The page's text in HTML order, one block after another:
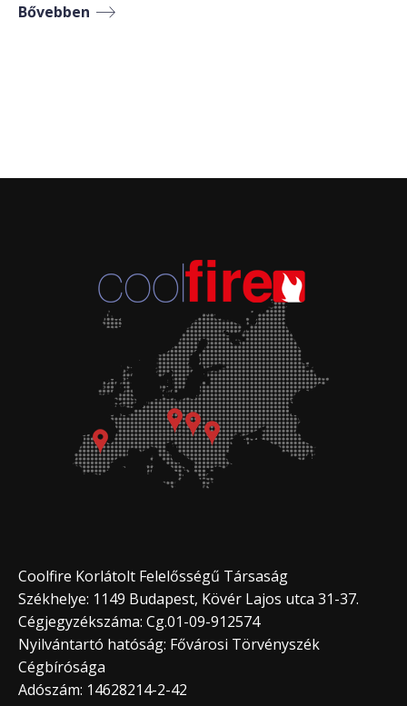
Bővebben
Coolfire Korlátolt Felelősségű Társaság
Székhelye: 1149 Budapest, Kövér Lajos utca 31-37.
Cégjegyzékszáma: Cg.01-09-912574
Nyilvántartó hatóság: Fővárosi Törvényszék
Cégbírósága
Adószám: 14628214-2-42